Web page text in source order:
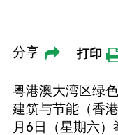
分享 打印
粤港澳大湾区绿
建筑与节能（香
月6日（星期六